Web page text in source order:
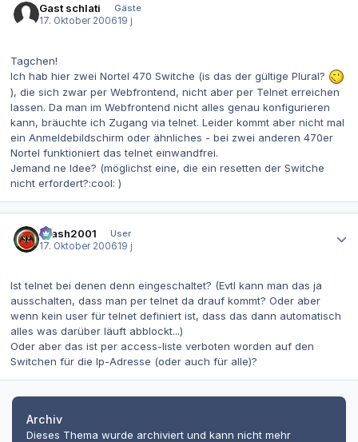
Gast schlati
Gäste
17. Oktober 200619 j
Tagchen!
Ich hab hier zwei Nortel 470 Switche (is das der gültige Plural?
), die sich zwar per Webfrontend, nicht aber per Telnet erreichen
lassen. Da man im Webfrontend nicht alles genau konfigurieren
kann, bräuchte ich Zugang via telnet. Leider kommt aber nicht mal
ein Anmeldebildschirm oder ähnliches - bei zwei anderen 470er
Nortel funktioniert das telnet einwandfrei.
Jemand ne Idee? (möglichst eine, die ein resetten der Switche
nicht erfordert?:cool: )
Crash2001
User
17. Oktober 200619 j
Ist telnet bei denen denn eingeschaltet? (Evtl kann man das ja
ausschalten, dass man per telnet da drauf kommt? Oder aber
wenn kein user für telnet definiert ist, dass das dann automatisch
alles was darüber läuft abblockt...)
Oder aber das ist per access-liste verboten worden auf den
Switchen für die Ip-Adresse (oder auch für alle)?
Archiv
Dieses Thema wurde archiviert und kann nicht mehr